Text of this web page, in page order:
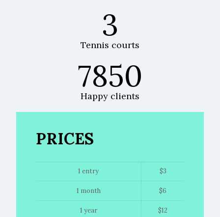
3
Tennis courts
7850
Happy clients
PRICES
1 entry $3
1 month $6
1 year $12